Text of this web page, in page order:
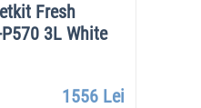
Fresh
3L White
1556 Lei